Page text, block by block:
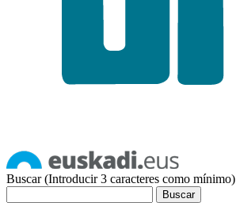
Buscar (Introducir 3 caracteres como mínimo)